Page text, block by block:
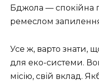
Бджола — спокійна
ремеслом
Усе ж, варто знати,
для еко-системи.
місію, свій вклад.